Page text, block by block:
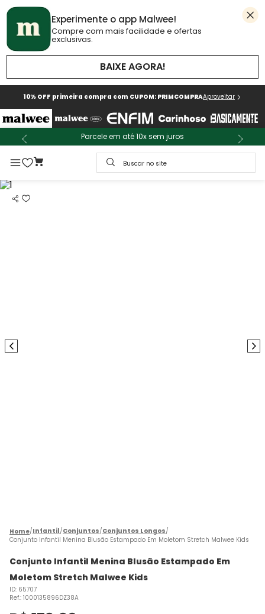
Experimente o app Malwee!
Compre com mais facilidade e ofertas
exclusivas.
BAIXE AGORA!
10% OFF primeira compra com CUPOM: PRIMCOMPRAAproveitar
Parcele em até 10x sem juros
Buscar no site
Infantil Conjuntos Conjuntos Longos
Conjunto Infantil Menina Blusão Estampado Em Moletom Stretch Malwee Kids
Conjunto Infantil Menina Blusão Estampado Em
Moletom Stretch Malwee Kids
ID: 65707
Ref.: 1000135896DZ38A